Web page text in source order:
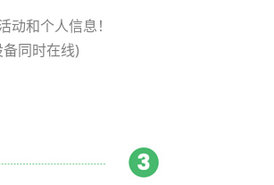
和个人信息！
同时在线)